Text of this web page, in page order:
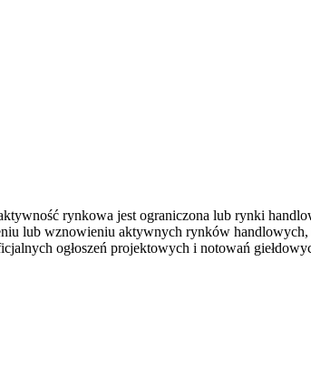
rynkowa jest ograniczona lub rynki
lub wznowieniu aktywnych rynków handlowych,
ogłoszeń projektowych i notowań